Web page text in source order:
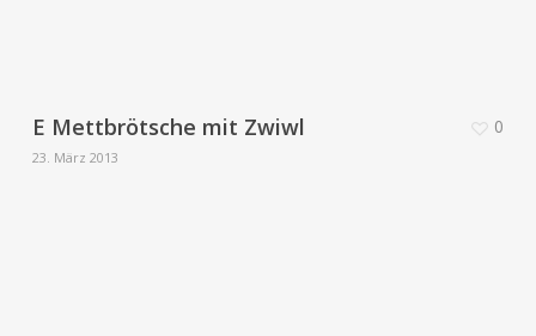
E Mettbrötsche mit Zwiwl
23. März 2013
0